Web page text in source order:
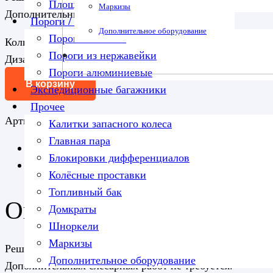
Маркизы
Дополнительное оборудование
Площадка под лебедку
Пороги / подножки
Пороги силовые
Пороги из нержавейки
Пороги алюминиевые
Экспедиционные багажники
Прочее
Калитки запасного колеса
Главная пара
Блокировки дифференциалов
Колёсные проставки
Топливный бак
Домкраты
Шноркели
Маркизы
Дополнительное оборудование
Дополнительных слесарных работ не требуется.
Количество товара Ободки противотуманных фар
Дизайн
В корзину
Артикул:ABC.MCCL200.FB.FHL.26B
Описание
Детали
Описание
Решетка устанавливается, как со штатным бампером,
Дополнительных слесарных работ не требуется.